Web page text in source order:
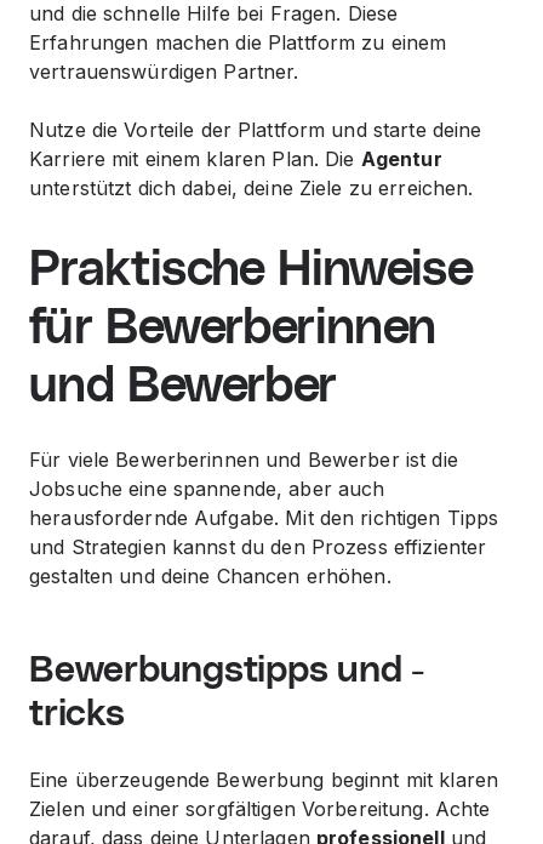
und die schnelle Hilfe bei Fragen. Diese
Erfahrungen machen die Plattform zu einem
vertrauenswürdigen Partner.
Nutze dieVorteile der Plattform und starte deine
Karriere mit einem klaren Plan. Die Agentur
unterstützt dich dabei, deine Ziele zu erreichen.
Praktische Hinweise
für Bewerberinnen
und Bewerber
Für viele Bewerberinnen und Bewerber ist die
Jobsuche eine spannende, aber auch
herausfordernde Aufgabe. Mit den richtigen Tipps
und Strategien kannst du den Prozess effizienter
gestalten und deine Chancen erhöhen.
Bewerbungstipps und -
tricks
Eine überzeugende Bewerbung beginnt mit klaren
Zielen und einer sorgfältigen Vorbereitung. Achte
darauf, dass deine Unterlagen professionellund